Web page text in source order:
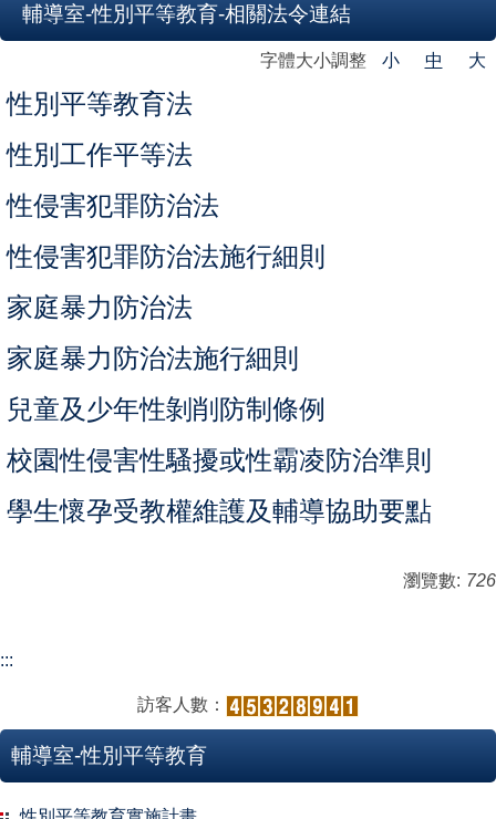
輔導室-性別平等教育-相關法令連結
字體大小調整 小 中 大
性別平等教育法
性別工作平等法
性侵害犯罪防治法
性侵害犯罪防治法施行細則
家庭暴力防治法
家庭暴力防治法施行細則
兒童及少年性剝削防制條例
校園性侵害性騷擾或性霸凌防治準則
學生懷孕受教權維護及輔導協助要點
瀏覽數: 726
:::
訪客人數：
輔導室-性別平等教育